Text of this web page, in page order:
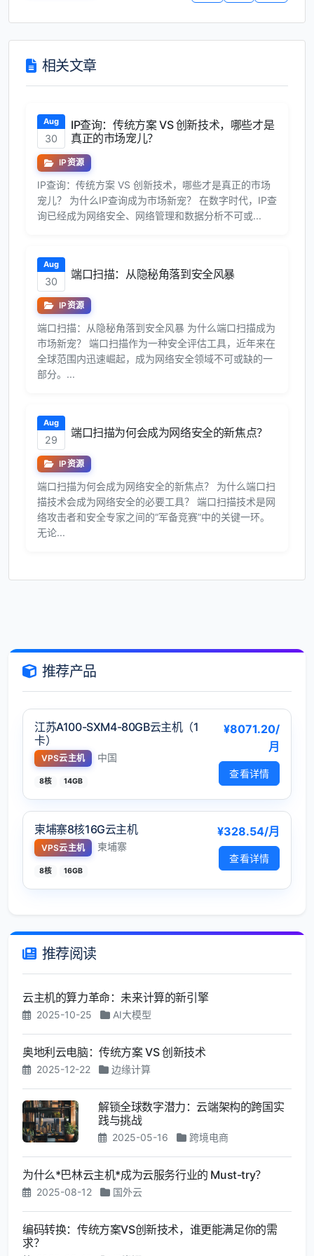
相关文章
Aug
30
IP查询：传统方案 VS 创新技术，哪些才是
真正的市场宠儿？
IP资源
IP查询：传统方案 VS 创新技术，哪些才是真正的市场
宠儿？ 为什么IP查询成为市场新宠？ 在数字时代，IP查
询已经成为网络安全、网络管理和数据分析不可或...
Aug
30
端口扫描：从隐秘角落到安全风暴
IP资源
端口扫描：从隐秘角落到安全风暴 为什么端口扫描成为
市场新宠？ 端口扫描作为一种安全评估工具，近年来在
全球范围内迅速崛起，成为网络安全领域不可或缺的一
部分。...
Aug
29
端口扫描为何会成为网络安全的新焦点？
IP资源
端口扫描为何会成为网络安全的新焦点？ 为什么端口扫
描技术会成为网络安全的必要工具？ 端口扫描技术是网
络攻击者和安全专家之间的“军备竞赛”中的关键一环。
无论...
推荐产品
江苏A100-SXM4-80GB云主机（1
卡）
VPS云主机 中国
8核 14GB
¥8071.20/
月
查看详情
柬埔寨8核16G云主机
VPS云主机 柬埔寨
8核 16GB
¥328.54/月
查看详情
推荐阅读
云主机的算力革命：未来计算的新引擎
2025-10-25 AI大模型
奥地利云电脑：传统方案 VS 创新技术
2025-12-22 边缘计算
解锁全球数字潜力：云端架构的跨国实
践与挑战
2025-05-16 跨境电商
为什么*巴林云主机*成为云服务行业的 Must-try？
2025-08-12 国外云
编码转换：传统方案VS创新技术，谁更能满足你的需
求？